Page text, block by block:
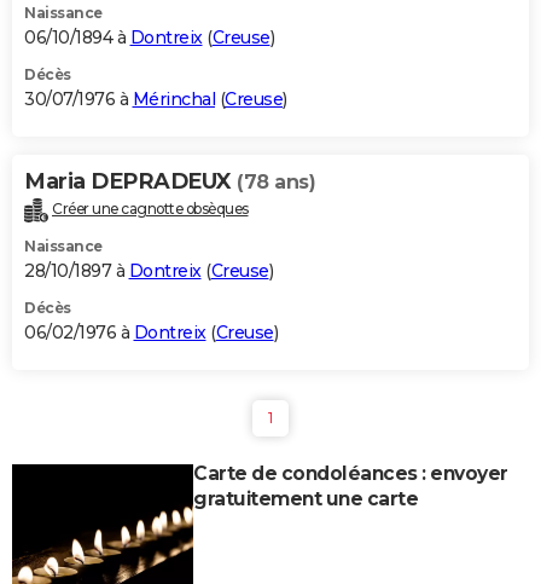
Naissance
06/10/1894 à Dontreix(Creuse)
Décès
30/07/1976 à Mérinchal (Creuse)
Maria DEPRADEUX (78 ans)
Créer une cagnotte obsèques
Naissance
28/10/1897 à Dontreix(Creuse)
Décès
06/02/1976 à Dontreix(Creuse)
1
Carte de condoléances : envoyer
gratuitement une carte